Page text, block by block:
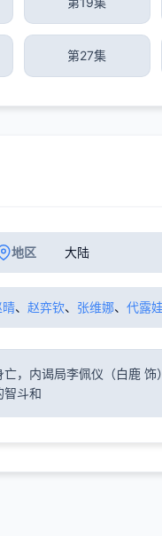
第27集
地区 大陆
晴、 赵弈钦、 张维娜、 代露
亡，内谒局李佩仪（白鹿
智斗和